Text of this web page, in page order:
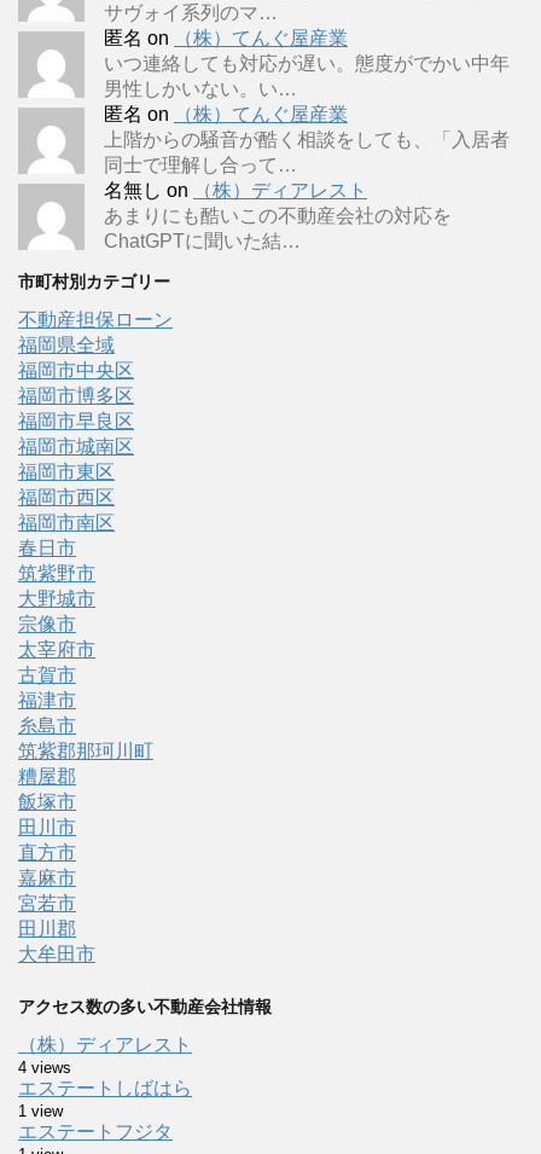
サヴォイ系列のマ…
匿名 on
（株）てんぐ屋産業
いつ連絡しても対応が遅い。態度がでかい中年
男性しかいない。い…
匿名 on
（株）てんぐ屋産業
上階からの騒音が酷く相談をしても、「入居者
同士で理解し合って…
名無し on
（株）ディアレスト
あまりにも酷いこの不動産会社の対応を
ChatGPTに聞いた結…
市町村別カテゴリー
不動産担保ローン
福岡県全域
福岡市中央区
福岡市博多区
福岡市早良区
福岡市城南区
福岡市東区
福岡市西区
福岡市南区
春日市
筑紫野市
大野城市
宗像市
太宰府市
古賀市
福津市
糸島市
筑紫郡那珂川町
糟屋郡
飯塚市
田川市
直方市
嘉麻市
宮若市
田川郡
大牟田市
アクセス数の多い不動産会社情報
（株）ディアレスト
4 views
エステートしばはら
1 view
エステートフジタ